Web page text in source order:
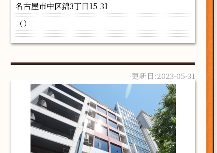
名古屋市中区錦3丁目15-31
（）
2023-05-31